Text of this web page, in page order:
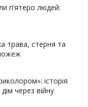
п’ятеро людей:
трава, стерня та
історія
через війну